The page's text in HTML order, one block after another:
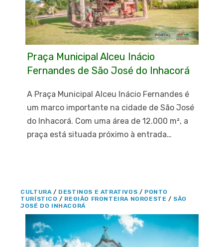
Praça Municipal Alceu Inácio
Fernandes de São José do Inhacorá
A Praça Municipal Alceu Inácio Fernandes é
um marco importante na cidade de São José
do Inhacorá. Com uma área de 12.000 m², a
praça está situada próximo à entrada…
CULTURA / DESTINOS E ATRATIVOS / PONTO
TURÍSTICO / REGIÃO FRONTEIRA NOROESTE / SÃO
JOSÉ DO INHACORÁ